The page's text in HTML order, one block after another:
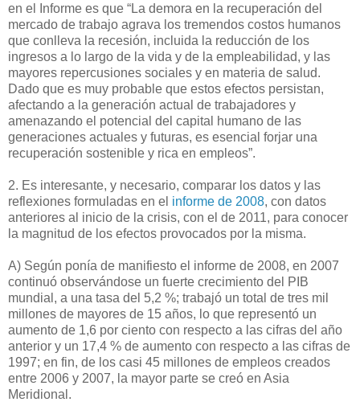
en el Informe es que “La demora en la recuperación del
mercado de trabajo agrava los tremendos costos humanos
que conlleva la recesión, incluida la reducción de los
ingresos a lo largo de la vida y de la empleabilidad, y las
mayores repercusiones sociales y en materia de salud.
Dado que es muy probable que estos efectos persistan,
afectando a la generación actual de trabajadores y
amenazando el potencial del capital humano de las
generaciones actuales y futuras, es esencial forjar una
recuperación sostenible y rica en empleos”.
2. Es interesante, y necesario, comparar los datos y las
reflexiones formuladas en el informe de 2008, con datos
anteriores al inicio de la crisis, con el de 2011, para conocer
la magnitud de los efectos provocados por la misma.
A) Según ponía de manifiesto el informe de 2008, en 2007
continuó observándose un fuerte crecimiento del PIB
mundial, a una tasa del 5,2 %; trabajó un total de tres mil
millones de mayores de 15 años, lo que representó un
aumento de 1,6 por ciento con respecto a las cifras del año
anterior y un 17,4 % de aumento con respecto a las cifras de
1997; en fin, de los casi 45 millones de empleos creados
entre 2006 y 2007, la mayor parte se creó en Asia
Meridional.